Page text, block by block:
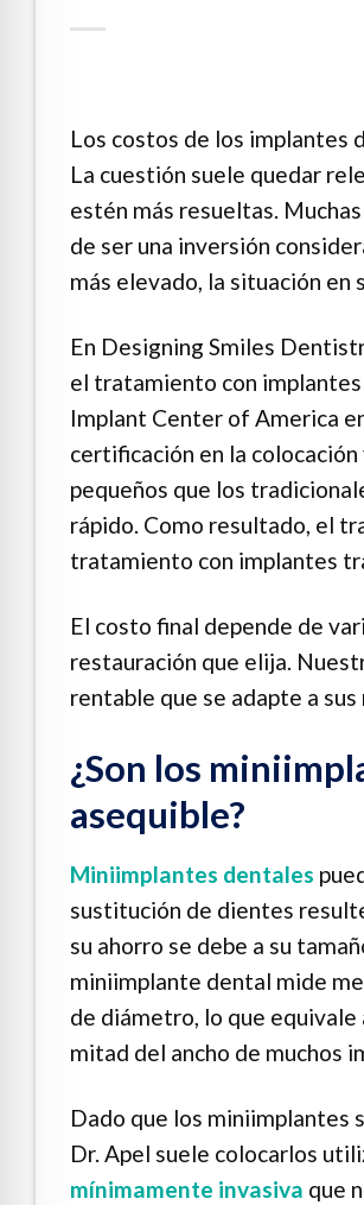
Los costos de los implantes
La cuestión suele quedar
estén más resueltas.
de ser una inversión
más elevado, la situación en
En Designing Smiles
el tratamiento con
Implant Center of America
certificación en la
pequeños que los
rápido. Como resultado, el
tratamiento con implantes
El costo final depende de
restauración que elija.
rentable que se adapte a
¿Son los
asequible?
Miniimplantes dentales
sustitución de dientes
su ahorro se debe a su
miniimplante dental mide
de diámetro, lo que
mitad del ancho de muchos
Dado que los miniimplantes
Dr. Apel suele colocarlos
mínimamente invasiva que
Mode